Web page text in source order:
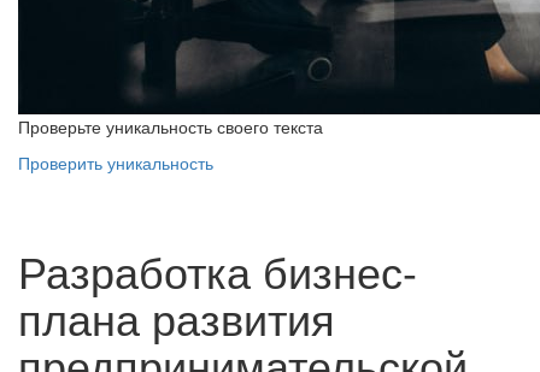
Проверьте уникальность своего текста
Проверить уникальность
Разработка бизнес-
плана развития